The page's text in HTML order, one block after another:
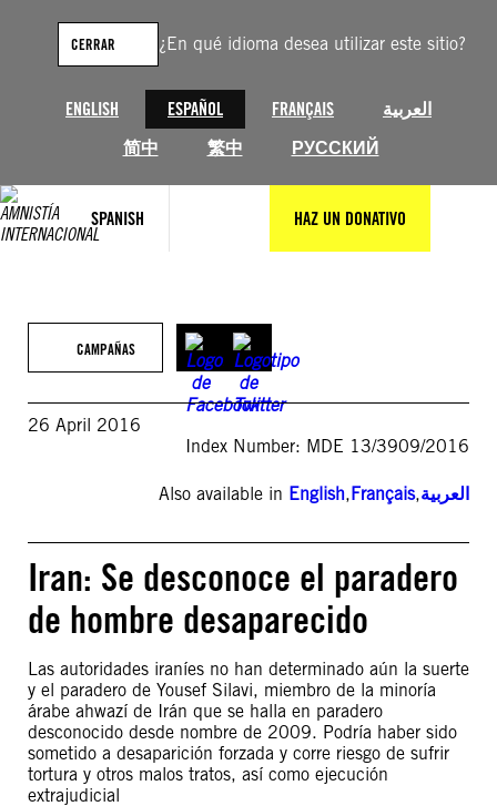
¿En qué idioma desea utilizar este sitio?
ENGLISH ESPAÑOL FRANÇAIS
العربية
简中
繁中 РУССКИЙ
CERRAR
SPANISH HAZ UN DONATIVO
contenido
CAMPAÑAS
26 April 2016
Index Number: MDE 13/3909/2016
Also available in English,Français,العربية
Iran: Se desconoce el paradero
de hombre desaparecido
Las autoridades iraníes no han determinado aún la suerte
y el paradero de Yousef Silavi, miembro de la minoría
árabe ahwazí de Irán que se halla en paradero
desconocido desde nombre de 2009. Podría haber sido
sometido a desaparición forzada y corre riesgo de sufrir
tortura y otros malos tratos, así como ejecución
extrajudicial